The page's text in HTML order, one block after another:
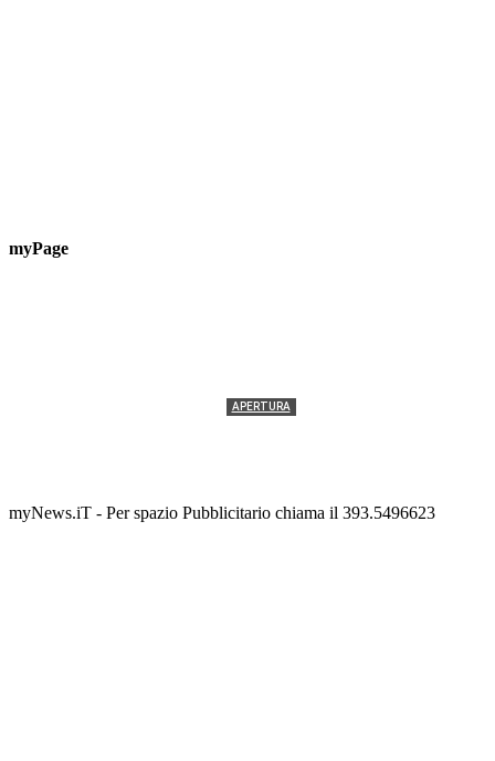
myPage
APERTURA
myNews.iT - Per spazio Pubblicitario chiama il 393.5496623